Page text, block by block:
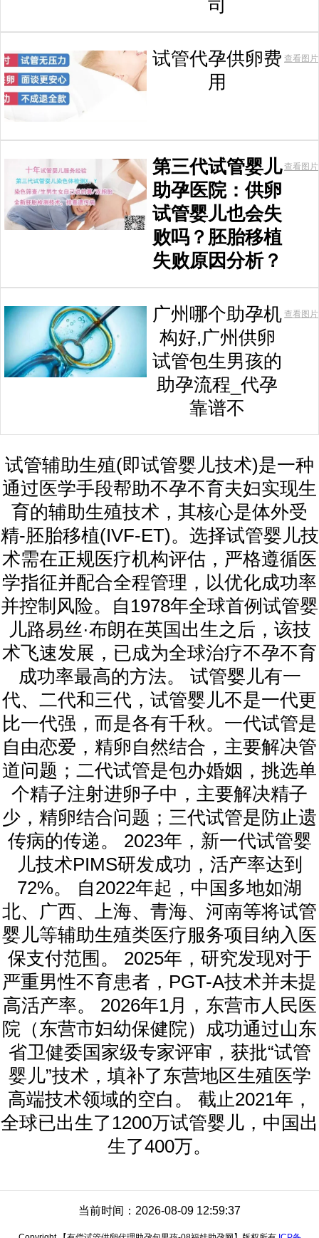
司
试管代孕供卵费
用
查看图片
第三代试管婴儿
助孕医院：供卵
试管婴儿也会失
败吗？胚胎移植
失败原因分析？
查看图片
广州哪个助孕机
构好,广州供卵
试管包生男孩的
助孕流程_代孕
靠谱不
查看图片
试管辅助生殖(即试管婴儿技术)是一种
通过医学手段帮助不孕不育夫妇实现生
育的辅助生殖技术，其核心是体外受
精-胚胎移植(IVF-ET)。选择试管婴儿技
术需在正规医疗机构评估，严格遵循医
学指征并配合全程管理，以优化成功率
并控制风险。自1978年全球首例试管婴
儿路易丝·布朗在英国出生之后，该技
术飞速发展，已成为全球治疗不孕不育
成功率最高的方法。 试管婴儿有一
代、二代和三代，试管婴儿不是一代更
比一代强，而是各有千秋。一代试管是
自由恋爱，精卵自然结合，主要解决管
道问题；二代试管是包办婚姻，挑选单
个精子注射进卵子中，主要解决精子
少，精卵结合问题；三代试管是防止遗
传病的传递。 2023年，新一代试管婴
儿技术PIMS研发成功，活产率达到
72%。 自2022年起，中国多地如湖
北、广西、上海、青海、河南等将试管
婴儿等辅助生殖类医疗服务项目纳入医
保支付范围。 2025年，研究发现对于
严重男性不育患者，PGT-A技术并未提
高活产率。 2026年1月，东营市人民医
院（东营市妇幼保健院）成功通过山东
省卫健委国家级专家评审，获批“试管
婴儿”技术，填补了东营地区生殖医学
高端技术领域的空白。 截止2021年，
全球已出生了1200万试管婴儿，中国出
生了400万。
当前时间：2026-08-09 12:59:37